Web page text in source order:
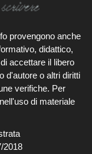
provengono anche
didattico,
accettare il libero
d'autore o altri diritti
verifiche. Per
di materiale
2018